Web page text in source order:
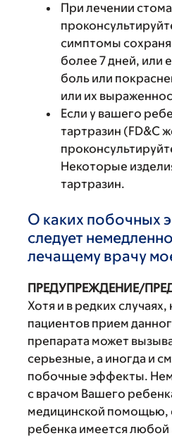
При лечении
симптомы
более 7 дней, или
боль или
или их
Если у вашего
тартразин (FD&C
Некоторые
тартразин.
О каких побочных
следует
лечащему врачу
ПРЕДУПРЕЖДЕНИЕ/
Хотя и в редких
пациентов прием
препарата может
серьезные, а иногда и
побочные эффекты.
с врачом Вашего
медицинской помощью,
ребенка имеется любой